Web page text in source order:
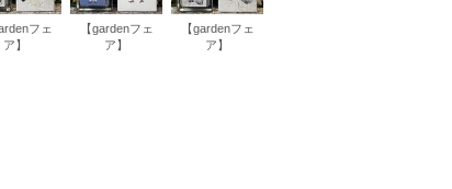
フェ
ア】
【gardenフェ
ア】
【gardenフェ
ア】